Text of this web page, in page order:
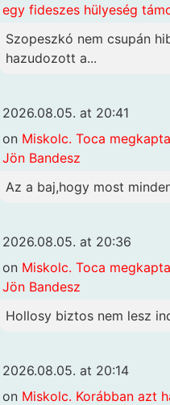
egy fideszes hülyeség
Szopeszkó nem csupán
hazudozott a...
2026.08.05. at 20:41
on Miskolc. Toca
Jön Bandesz
Az a baj,hogy most
2026.08.05. at 20:36
on Miskolc. Toca
Jön Bandesz
Hollosy biztos nem lesz
2026.08.05. at 20:14
on Miskolc. Korábban azt